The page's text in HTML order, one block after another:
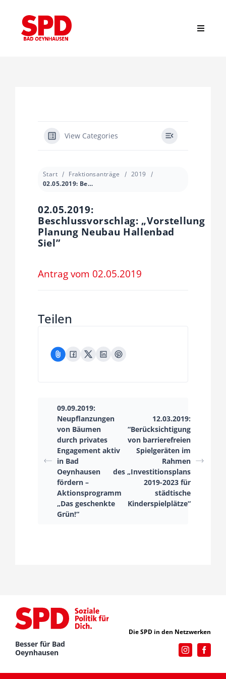
springen
Toggle
Fraktion
View Categories
Start Fraktionsanträge
2019
02.05.2019: Beschlussvorschlag: „Vorstellung Planung Neubau Hallenbad Siel”
02.05.2019:
Beschlussvorschlag: „Vorstellung
Planung Neubau Hallenbad
Siel”
Antrag vom 02.05.2019
Teilen
09.09.2019:
Neupflanzungen
von Bäumen
durch privates
Engagement aktiv
in Bad
Oeynhausen
fördern –
Aktionsprogramm
„Das geschenkte
Grün!“
12.03.2019:
“Berücksichtigung
von barrierefreien
Spielgeräten im
Rahmen
des „Investitionsplans
2019-2023 für
städtische
Kinderspielplätze“
Besser für Bad
Oeynhausen
Die SPD in den Netzwerken